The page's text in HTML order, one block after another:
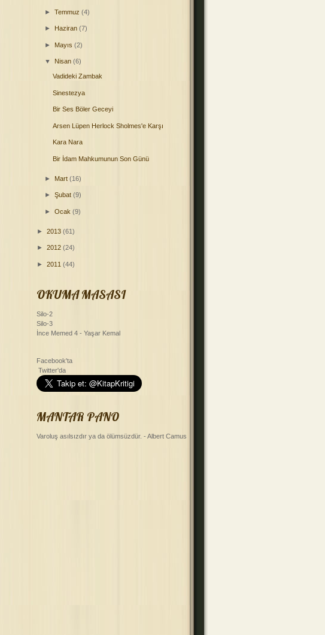
►Temmuz(4)
► Haziran(7)
► Mayıs(2)
▼ Nisan(6)
Vadideki Zambak
Sinestezya
Bir Ses Böler Geceyi
Arsen Lüpen Herlock Sholmes'e Karşı
Kara Nara
Bir İdam Mahkumunun Son Günü
► Mart(16)
►Şubat(9)
►Ocak(9)
► 2013 (61)
► 2012 (24)
► 2011 (44)
OKUMA MASASI
Silo-2
Silo-3
İnce Memed 4 - Yaşar Kemal
Facebook'ta
Twitter'da
MANTAR PANO
Varoluş asılsızdır ya da ölümsüzdür. - Albert Camus